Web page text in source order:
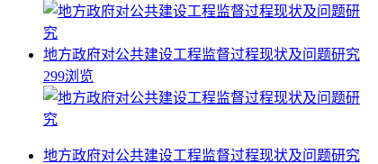
地方政府对公共建设工程监督过程现状及问题研究
299浏览
地方政府对公共建设工程监督过程现状及问题研究